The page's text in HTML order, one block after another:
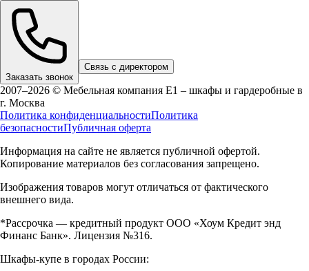
Заказать звонок
Связь с директором
2007–2026 © Мебельная компания Е1 – шкафы и гардеробные в
г. Москва
Политика конфиденциальностиПолитика
безопасностиПубличная оферта
Информация на сайте не является публичной офертой.
Копирование материалов без согласования запрещено.
Изображения товаров могут отличаться от фактического
внешнего вида.
*Рассрочка — кредитный продукт ООО «Хоум Кредит энд
Финанс Банк». Лицензия №316.
Шкафы-купе в городах России: